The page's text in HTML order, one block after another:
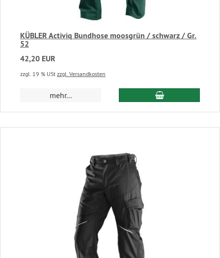
KÜBLER Activiq Bundhose moosgrün / schwarz / Gr.
52
42,20 EUR
zzgl. 19 % USt zzgl. Versandkosten
mehr... In den